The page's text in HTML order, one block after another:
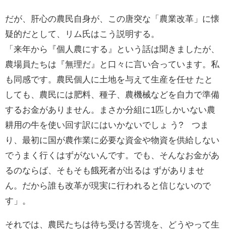
だが、肝心の農民自身が、この唐突な「農業改革」に懐
疑的だとして、リム氏はこう説明する。
「来年から『個人農にする』という話は聞きましたが、
農場員たちは『無理だ』と口々に言い合っています。私
も同感です。農民個人に土地を与えて生産を任せ たと
しても、農民には肥料、種子、農機械などを自力で準備
するお金がありません。まさか分組に1匹しかいない農
耕用の牛を使い回す訳にはいかないでしょ う? つま
り、最初に国が農作業に必要な資金や物資を供給しない
でうまく行くはずがないんです。でも、そんなお金があ
るのならば、そもそも餓死者が出るは ずがありませ
ん。だから誰も改革が現実に行われると信じないので
す」。
それでは、農民たちは待ち受ける苦境を、どうやって生